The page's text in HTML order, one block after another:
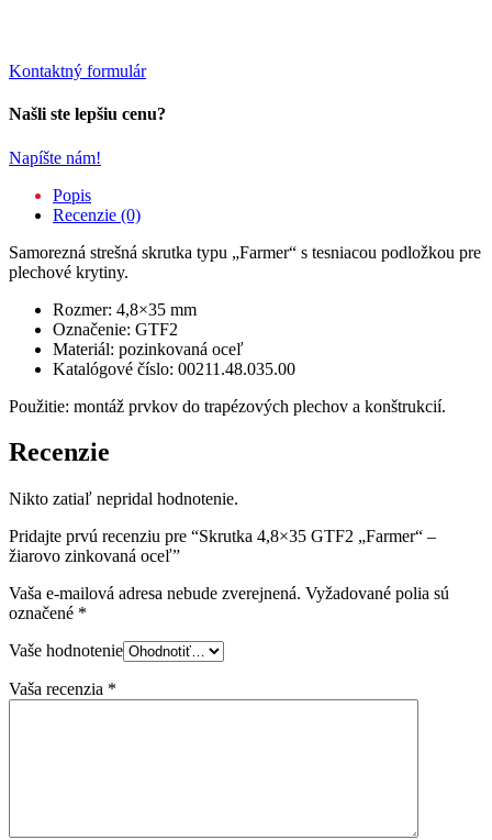
Kontaktný formulár
Našli ste lepšiu cenu?
Napíšte nám!
Popis
Recenzie (0)
Samorezná strešná skrutka typu „Farmer“ s tesniacou podložkou pre
plechové krytiny.
Rozmer: 4,8×35 mm
Označenie: GTF2
Materiál: pozinkovaná oceľ
Katalógové číslo: 00211.48.035.00
Použitie: montáž prvkov do trapézových plechov a konštrukcií.
Recenzie
Nikto zatiaľ nepridal hodnotenie.
Pridajte prvú recenziu pre “Skrutka 4,8×35 GTF2 „Farmer“ –
žiarovo zinkovaná oceľ”
Vaša e-mailová adresa nebude zverejnená. Vyžadované polia sú
označené *
Vaše hodnotenie
Vaša recenzia *